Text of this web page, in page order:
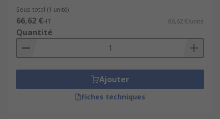
Sous-total (1 unité)
66,62 €HT 66,62 €/unité
Quantité
Ajouter
Fiches techniques